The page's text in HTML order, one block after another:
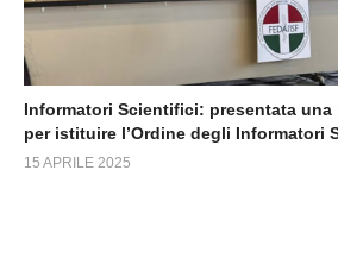
Informatori Scientifici: presentata
per istituire l’Ordine degli Informatori
15 APRILE 2025